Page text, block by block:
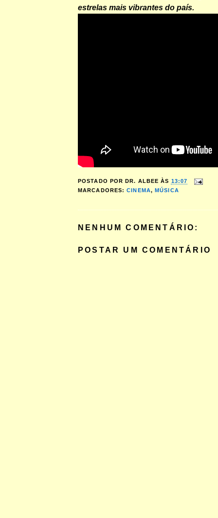
estrelas mais vibrantes do país.
POSTADO POR DR. ALBEE ÀS 13:07
MARCADORES:CINEMA,MÚSICA
NENHUM COMENTÁRIO:
POSTAR UM COMENTÁRIO